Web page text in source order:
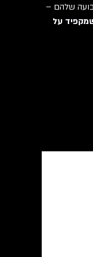
שלהם –
על